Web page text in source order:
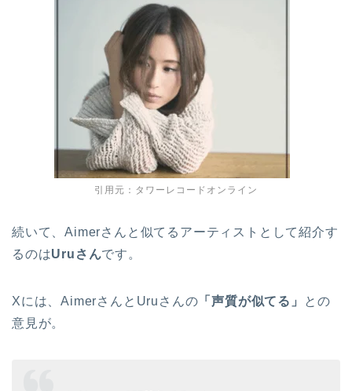
引用元：タワーレコードオンライン
続いて、Aimerさんと似てるアーティストとして紹介す
るのはUruさんです。
Xには、AimerさんとUruさんの 「声質が似てる」
との
意見が。